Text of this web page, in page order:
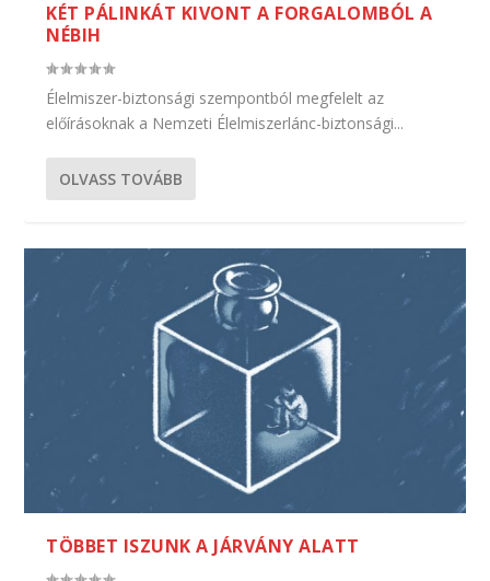
KÉT PÁLINKÁT KIVONT A FORGALOMBÓL A
NÉBIH
Élelmiszer-biztonsági szempontból megfelelt az
előírásoknak a Nemzeti Élelmiszerlánc-biztonsági...
OLVASS TOVÁBB
TÖBBET ISZUNK A JÁRVÁNY ALATT